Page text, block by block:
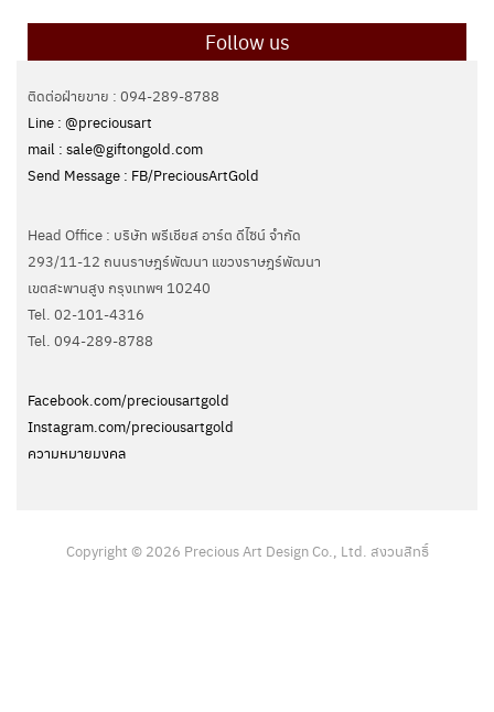
Follow us
ติดต่อฝ่ายขาย : 094-289-8788
Line : @preciousart
mail : sale@giftongold.com
Send Message : FB/PreciousArtGold
Head Office : บริษัท พรีเชียส อาร์ต ดีไซน์ จำกัด
293/11-12 ถนนราษฎร์พัฒนา แขวงราษฎร์พัฒนา
เขตสะพานสูง กรุงเทพฯ 10240
Tel. 02-101-4316
Tel. ‭094-289-8788‬
Facebook.com/preciousartgold
Instagram.com/preciousartgold
ความหมายมงคล
Copyright © 2026 Precious Art Design Co., Ltd. สงวนสิทธิ์